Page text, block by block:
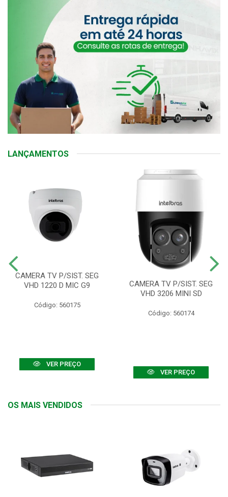
LANÇAMENTOS
CAMERA TV P/SIST. SEG
VHD 1220 D MIC G9
Código: 560175
VER PREÇO
CAMERA TV P/SIST. SEG
VHD 3206 MINI SD
Código: 560174
VER PREÇO
OS MAIS VENDIDOS